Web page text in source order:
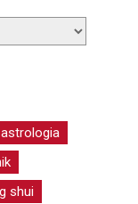
astrologia
shui